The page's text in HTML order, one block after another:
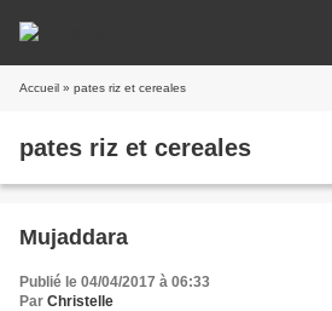
Accueil » pates riz et cereales
pates riz et cereales
Mujaddara
Publié le 04/04/2017 à 06:33
Par Christelle